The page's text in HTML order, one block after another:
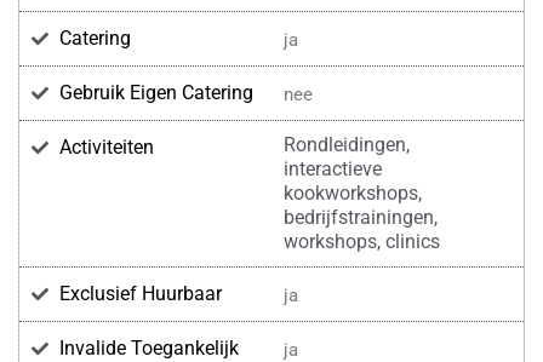
Catering ja
Gebruik Eigen Catering nee
Activiteiten
Rondleidingen,
interactieve
kookworkshops,
bedrijfstrainingen,
workshops, clinics
Exclusief Huurbaar ja
Invalide Toegankelijk ja